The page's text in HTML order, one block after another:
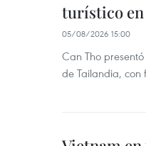
turístico en
05/08/2026 15:00
Can Tho
de Tailandia, con